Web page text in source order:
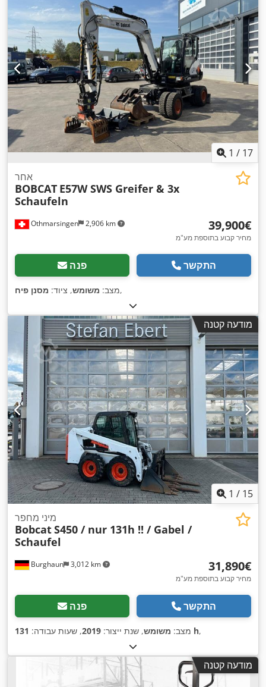
1 / 17
Othmarsingen 2,906 km
אחר
BOBCAT E57W SWS Greifer & 3x
Schaufeln
‏39,900 ‏€
מחיר קבוע בתוספת מע"מ
פנה התקשר
מצב: משומש, ציוד: מסנן פיח ,
מודעה קטנה
1 / 15
Burghaun 3,012 km
מיני מחפר
BobcatS450 / nur 131h !! / Gabel /
Schaufel
‏31,890 ‏€
מחיר קבוע בתוספת מע"מ
פנה התקשר
מצב: משומש, שנת ייצור: 2019, שעות עבודה: 131 h,
מודעה קטנה